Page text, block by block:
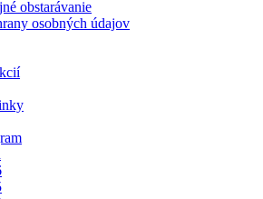
obstarávanie
osobných údajov